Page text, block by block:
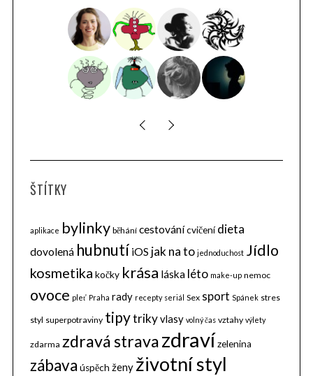
ŠTÍTKY
aplikace bylinky běhání cestovánícvičení dieta
dovolená hubnutí iOS jak na to jednoduchost Jídlo
kosmetika kočky krása láska léto make-up nemoc
ovoce pleť Praha rady recepty seriál Sex sport Spánek stres
styl superpotraviny tipytrikyvlasy volný čas vztahy výlety
zdarma zdravá stravazdravízelenina
zábava úspěch ženy životní styl